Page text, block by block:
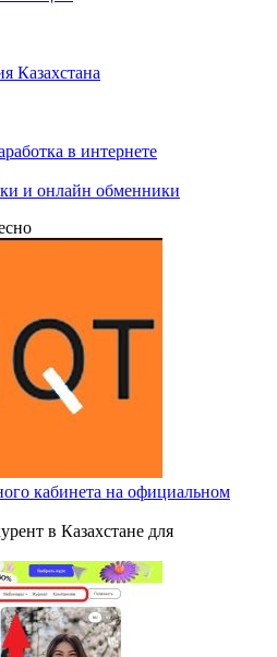
Казахстана
в интернете
и онлайн обменники
кабинета на официальном
в Казахстане для